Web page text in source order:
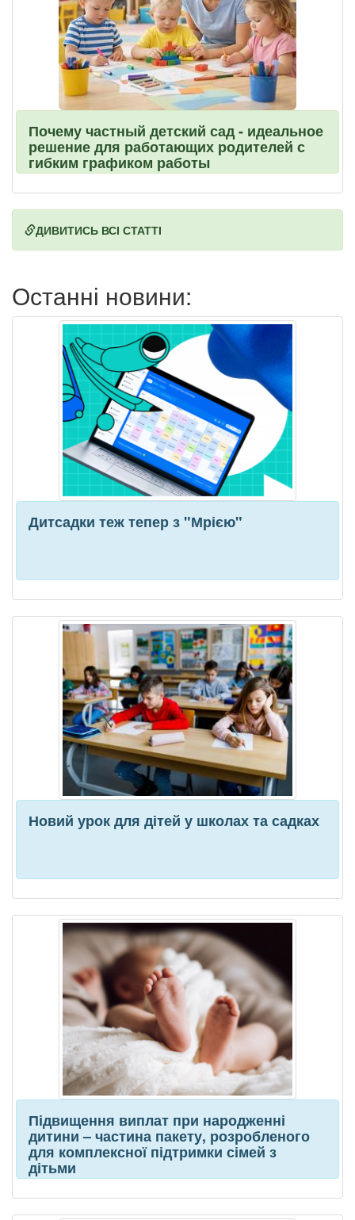
Почему частный детский сад - идеальное
решение для работающих родителей с
гибким графиком работы
ДИВИТИСЬ ВСІ СТАТТІ
Останні новини:
Дитсадки теж тепер з "Мрією"
Новий урок для дітей у школах та садках
Підвищення виплат при народженні
дитини – частина пакету, розробленого
для комплексної підтримки сімей з
дітьми